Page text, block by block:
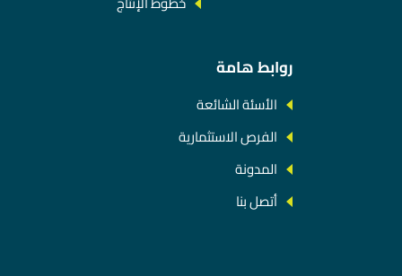
روابط هامة
الأسئة الشائعة
الفرص الاستثمارية
المدونة
أتصل بنا